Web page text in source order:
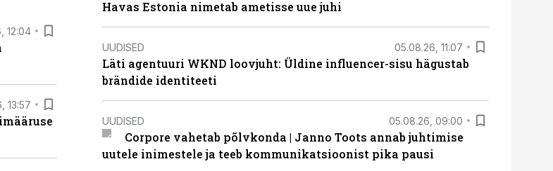
12:04
13:57
Havas Estonia nimetab ametisse uue juhi
UUDISED 05.08.26, 11:07
Läti agentuuri WKND loovjuht: Üldine influencer-sisu hägustab
brändide identiteeti
UUDISED 05.08.26, 09:00
Corpore vahetab põlvkonda | Janno Toots annab juhtimise
uutele inimestele ja teeb kommunikatsioonist pika pausi